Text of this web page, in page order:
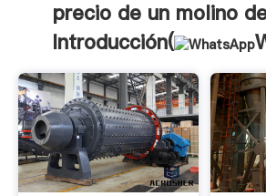
precio de un molino
Introducción(